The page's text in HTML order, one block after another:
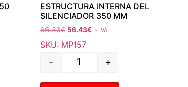
ESTRUCTURA INTERNA DEL
SILENCIADOR 350 MM
66.33€ 56.43€ + IVA
SKU: MP157
- +